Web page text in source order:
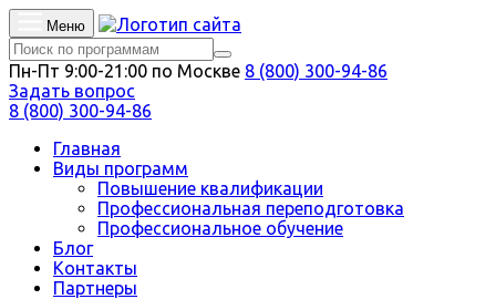
Меню
Пн-Пт 9:00-21:00 по Москве 8 (800) 300-94-86
Задать вопрос
8 (800) 300-94-86
Главная
Виды программ
Повышение квалификации
Профессиональная переподготовка
Профессиональное обучение
Блог
Контакты
Партнеры